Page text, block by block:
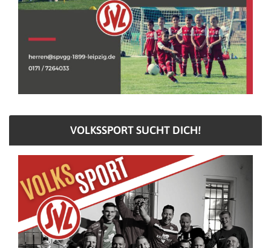
VOLKSSPORT SUCHT DICH!